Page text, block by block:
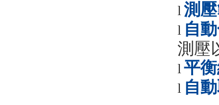
l 測
l 自
測壓
l 平
l 自